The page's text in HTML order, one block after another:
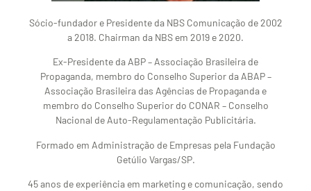
Sócio-fundador e Presidente da NBS Comunicação de 2002
a 2018. Chairman da NBS em 2019 e 2020.
Ex-Presidente da ABP – Associação Brasileira de
Propaganda, membro do Conselho Superior da ABAP –
Associação Brasileira das Agências de Propaganda e
membro do Conselho Superior do CONAR – Conselho
Nacional de Auto-Regulamentação Publicitária.
Formado em Administração de Empresas pela Fundação
Getúlio Vargas/SP.
45 anos de experiência em marketing e comunicação, sendo